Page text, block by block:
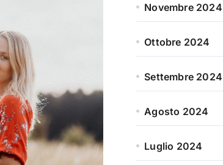
Novembre 2024
Ottobre 2024
Settembre 2024
Agosto 2024
Luglio 2024